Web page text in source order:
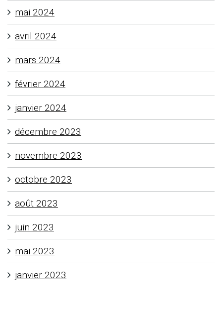
mai 2024
avril 2024
mars 2024
février 2024
janvier 2024
décembre 2023
novembre 2023
octobre 2023
août 2023
juin 2023
mai 2023
janvier 2023